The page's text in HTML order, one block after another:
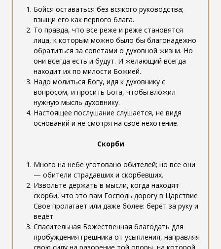
Бойся оставаться без всякого руководства;
взыщи его как первого блага.
То правда, что все реже и реже становятся
лица, к которым можно было бы благонадежно
обратиться за советами о духовной жизни. Но
они всегда есть и будут. И желающий всегда
находит их по милости Божией.
Надо молиться Богу, идя к духовнику с
вопросом, и просить Бога, чтобы вложил
нужную мысль духовнику.
Настоящее послушание слушается, не видя
оснований и не смотря на своё нехотение.
Скорби
Много на небе уготовано обителей; но все они
— обители страдавших и скорбевших.
Извольте держать в мысли, когда находят
скорби, что это вам Господь дорогу в Царствие
Свое пролагает или даже более: берёт за руку и
ведёт.
Спасительная Божественная благодать для
пробуждения грешника от усыпления, направляя
свою силу на разорение той опоры, на которой